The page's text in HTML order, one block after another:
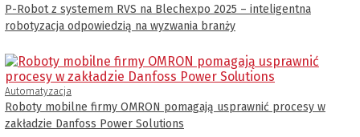
P-Robot z systemem RVS na Blechexpo 2025 – inteligentna
robotyzacja odpowiedzią na wyzwania branży
Automatyzacja
Roboty mobilne firmy OMRON pomagają usprawnić procesy w
zakładzie Danfoss Power Solutions